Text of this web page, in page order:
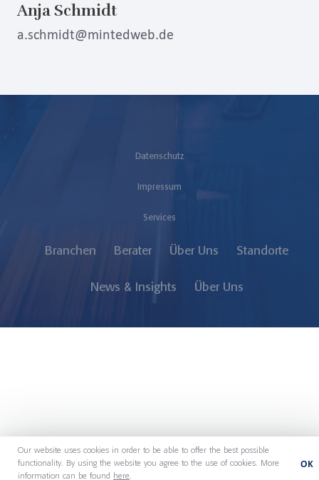
OK
Our website uses cookies in order to be able to offer the best possible
functionality. By using the website you agree to the use of cookies. More
information can be found
here.
Anja Schmidt
a.schmidt@mintedweb.de
Datenschutz
Impressum
Services
Branchen Berater Über Uns Standorte
News & Insights Über Uns